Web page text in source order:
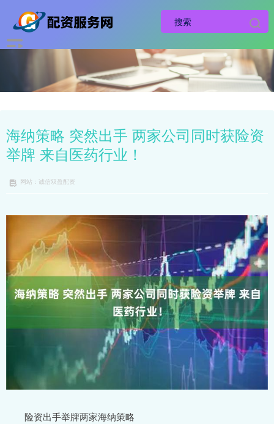
海纳策略 突然出手 两家公司同时获险资
举牌 来自医药行业！
网站：诚信双盈配资
险资出手举牌两家海纳策略